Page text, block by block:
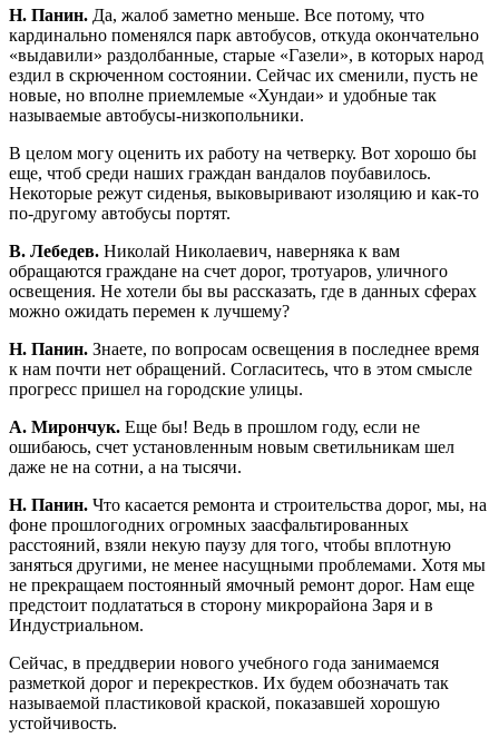
Н. Панин. Да, жалоб заметно меньше. Все потому, что
кардинально поменялся парк автобусов, откуда окончательно
«выдавили» раздолбанные, старые «Газели», в которых народ
ездил в скрюченном состоянии. Сейчас их сменили, пусть не
новые, но вполне приемлемые «Хундаи» и удобные так
называемые автобусы-низкопольники.
В целом могу оценить их работу на четверку. Вот хорошо бы
еще, чтоб среди наших граждан вандалов поубавилось.
Некоторые режут сиденья, выковыривают изоляцию и как-то
по-другому автобусы портят.
В. Лебедев. Николай Николаевич, наверняка к вам
обращаются граждане на счет дорог, тротуаров, уличного
освещения. Не хотели бы вы рассказать, где в данных сферах
можно ожидать перемен к лучшему?
Н. Панин. Знаете, по вопросам освещения в последнее время
к нам почти нет обращений. Согласитесь, что в этом смысле
прогресс пришел на городские улицы.
А. Мирончук. Еще бы! Ведь в прошлом году, если не
ошибаюсь, счет установленным новым светильникам шел
даже не на сотни, а на тысячи.
Н. Панин. Что касается ремонта и строительства дорог, мы, на
фоне прошлогодних огромных заасфальтированных
расстояний, взяли некую паузу для того, чтобы вплотную
заняться другими, не менее насущными проблемами. Хотя мы
не прекращаем постоянный ямочный ремонт дорог. Нам еще
предстоит подлататься в сторону микрорайона Заря и в
Индустриальном.
Сейчас, в преддверии нового учебного года занимаемся
разметкой дорог и перекрестков. Их будем обозначать так
называемой пластиковой краской, показавшей хорошую
устойчивость.